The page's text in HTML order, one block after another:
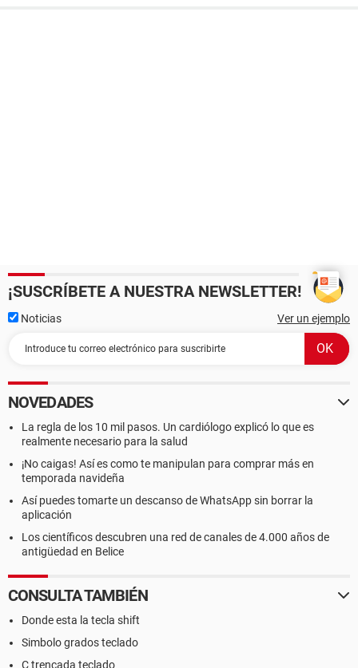
¡SUSCRÍBETE A NUESTRA NEWSLETTER!
Noticias Ver un ejemplo
NOVEDADES
La regla de los 10 mil pasos. Un cardiólogo explicó lo que es
realmente necesario para la salud
¡No caigas! Así es como te manipulan para comprar más en
temporada navideña
Así puedes tomarte un descanso de WhatsApp sin borrar la
aplicación
Los científicos descubren una red de canales de 4.000 años de
antigüedad en Belice
CONSULTA TAMBIÉN
Donde esta la tecla shift
Simbolo grados teclado
Ç trencada teclado